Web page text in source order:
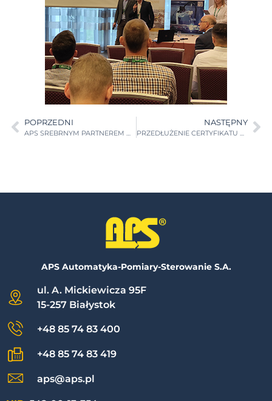
POPRZEDNI
APS SREBRNYM PARTNEREM WDROŻENIOWYM ASTOR
NASTĘPNY
PRZEDŁUŻENIE CERTYFIKATU AUTORYZOWANEGO DYSTRYBUTORA ABB
APS Automatyka-Pomiary-Sterowanie S.A.
ul. A. Mickiewicza 95F
15-257 Białystok
+48 85 74 83 400
+48 85 74 83 419
aps@aps.pl